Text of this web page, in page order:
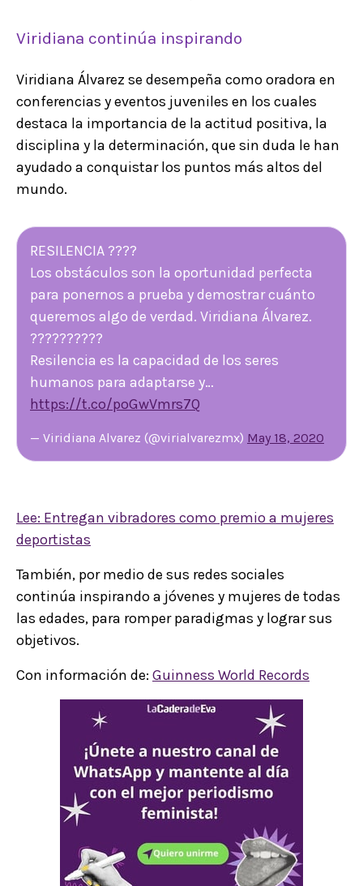
Viridiana continúa inspirando
Viridiana Álvarez se desempeña como oradora en
conferencias y eventos juveniles en los cuales
destaca la importancia de la actitud positiva, la
disciplina y la determinación, que sin duda le han
ayudado a conquistar los puntos más altos del
mundo.
RESILENCIA ????
Los obstáculos son la oportunidad perfecta
para ponernos a prueba y demostrar cuánto
queremos algo de verdad. Viridiana Álvarez.
??????????
Resilencia es la capacidad de los seres
humanos para adaptarse y…
https://t.co/poGwVmrs7Q
— Viridiana Alvarez (@virialvarezmx) May 18, 2020
Lee: Entregan vibradores como premio a mujeres
deportistas
También, por medio de sus redes sociales
continúa inspirando a jóvenes y mujeres de todas
las edades, para romper paradigmas y lograr sus
objetivos.
Con información de: Guinness World Records